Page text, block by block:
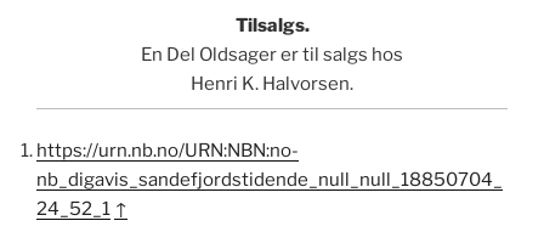
Tilsalgs.
En Del Oldsager er til salgs hos
Henri K. Halvorsen.
https://urn.nb.no/URN:NBN:no-
nb_digavis_sandefjordstidende_null_null_18850704_
24_52_1 ↑